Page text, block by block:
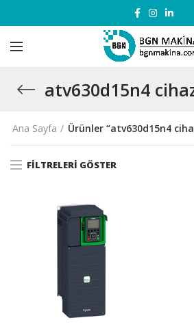
atv630d15n4
Ana Sayfa Ürünler “atv630d15n4
FILTRELERI GÖSTER